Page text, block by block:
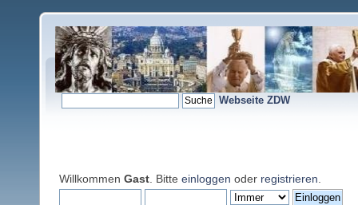
Webseite ZDW
Willkommen Gast . Bitte einloggen oder registrieren